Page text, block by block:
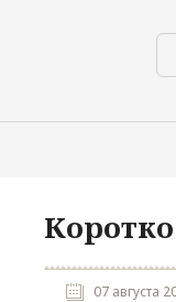
Коротко
07 августа